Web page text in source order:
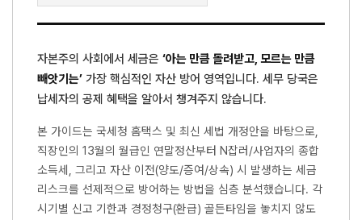
자본주의 사회에서 세금은 ‘아는 만큼 돌려받고, 모르는 만큼
빼앗기는’ 가장 핵심적인 자산 방어 영역입니다. 세무 당국은
납세자의 공제 혜택을 알아서 챙겨주지 않습니다.
본 가이드는 국세청 홈택스 및 최신 세법 개정안을 바탕으로,
직장인의 13월의 월급인 연말정산부터 N잡러/사업자의 종합
소득세, 그리고 자산 이전(양도/증여/상속) 시 발생하는 세금
리스크를 선제적으로 방어하는 방법을 심층 분석했습니다. 각
시기별 신고 기한과 경정청구(환급) 골든타임을 놓치지 않도